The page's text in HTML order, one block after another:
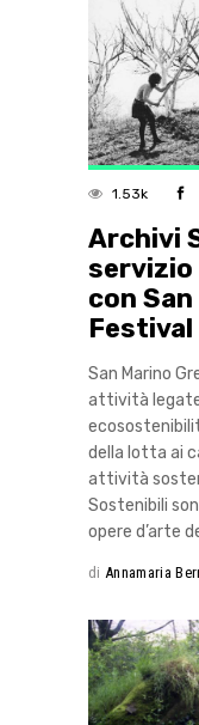
1.53k
Archivi
con
Festival
San Marino
attività legate
della lotta ai
attività
Sostenibili
opere d’arte
di Annamaria